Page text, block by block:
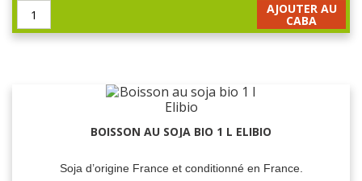
AJOUTER AU
CABA
BOISSON AU SOJA BIO 1 L ELIBIO
Soja d’origine France et conditionné en France.